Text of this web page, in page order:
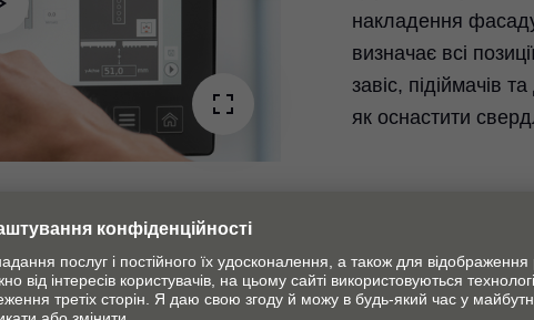
Play
Video
накладення
визначає всі
завіс, підіймачів
як оснастити